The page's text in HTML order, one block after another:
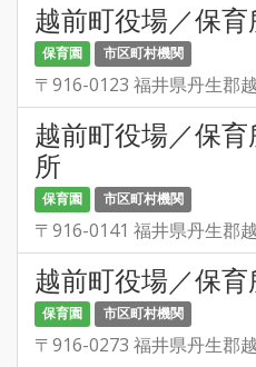
越前町役場／保
保育園 市区町村機関
〒916-0123 福井県丹生郡
越前町役場／保
所
保育園 市区町村機関
〒916-0141 福井県丹生郡
越前町役場／保
保育園 市区町村機関
〒916-0273 福井県丹生郡